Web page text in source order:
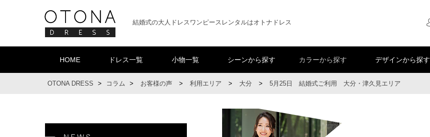
結婚式の大人ドレスワンピースレンタルはオトナドレス
HOME ドレス一覧 小物一覧 シーンから探す カラーから探す デザインから探す
OTONA DRESS > コラム > お客様の声 > 利用エリア > 大分 > 5月25日 結婚式ご利用 大分・津久見エリア